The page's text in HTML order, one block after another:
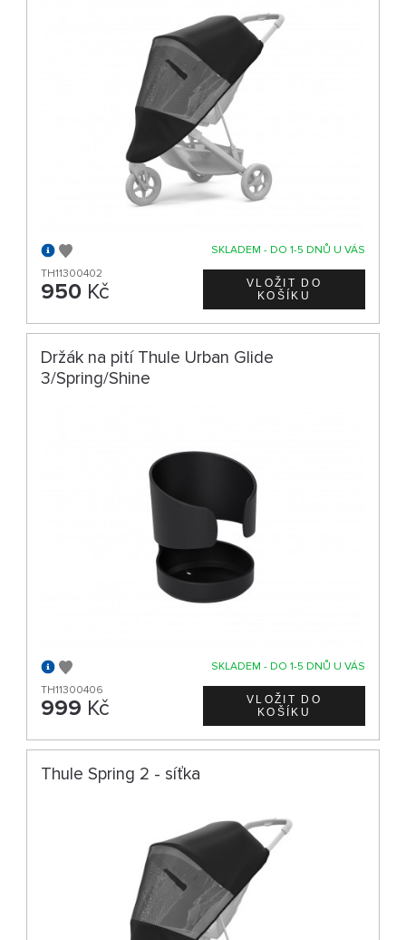
SKLADEM - DO 1-5 DNŮ U VÁS
TH11300402
950 Kč
Držák na pití Thule Urban Glide
3/Spring/Shine
SKLADEM - DO 1-5 DNŮ U VÁS
TH11300406
999 Kč
Thule Spring 2 - síťka